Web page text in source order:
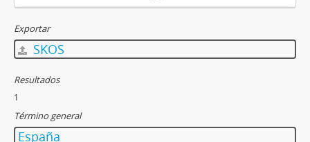
Exportar
SKOS
Resultados
1
Término general
España